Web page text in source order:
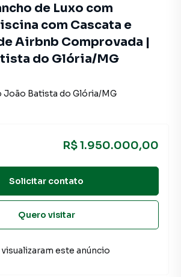
de Luxo com
com Cascata e
Airbnb Comprovada |
do Glória/MG
João Batista do Glória/MG
R$ 1.950.000,00
Solicitar contato
Quero visitar
este anúncio